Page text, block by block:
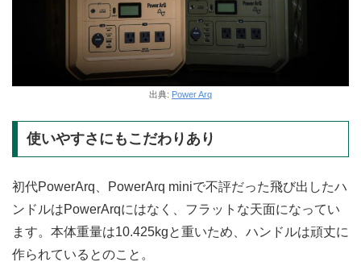
出典: Power Arq
使いやすさにもこだわりあり
初代PowerArq、PowerArq miniで不評だった飛び出したハ
ンドルはPowerArqにはなく、フラットな天面になってい
ます。本体重量は10.425kgと重いため、ハンドルは頑丈に
作られているとのこと。